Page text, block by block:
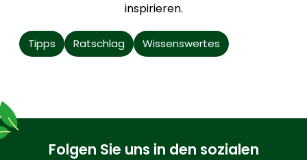
inspirieren.
Tipps Ratschlag Wissenswertes
Folgen Sie uns in den sozialen